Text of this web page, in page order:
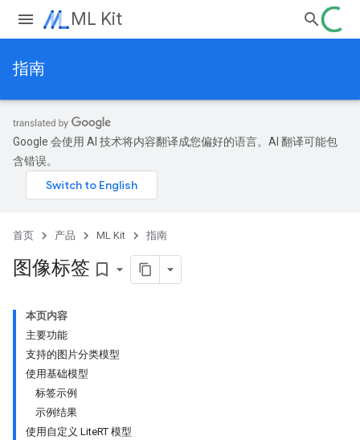
ML Kit
指南
Google 会使用 AI 技术将内容翻译成您偏好的语言。AI 翻译可能包
含错误。
首页 产品 ML Kit 指南
图像标签 bookmark_border
本页内容
主要功能
支持的图片分类模型
使用基础模型
标签示例
示例结果
使用自定义 LiteRT 模型